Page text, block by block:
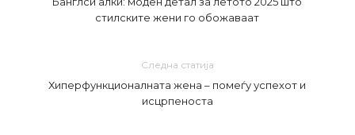
стилските жени го обожаваат
Следна статија
Хиперфункционалната жена – помеѓу успехот и
исцрпеноста